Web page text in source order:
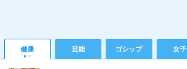
健康 芸能 ゴシップ 女子